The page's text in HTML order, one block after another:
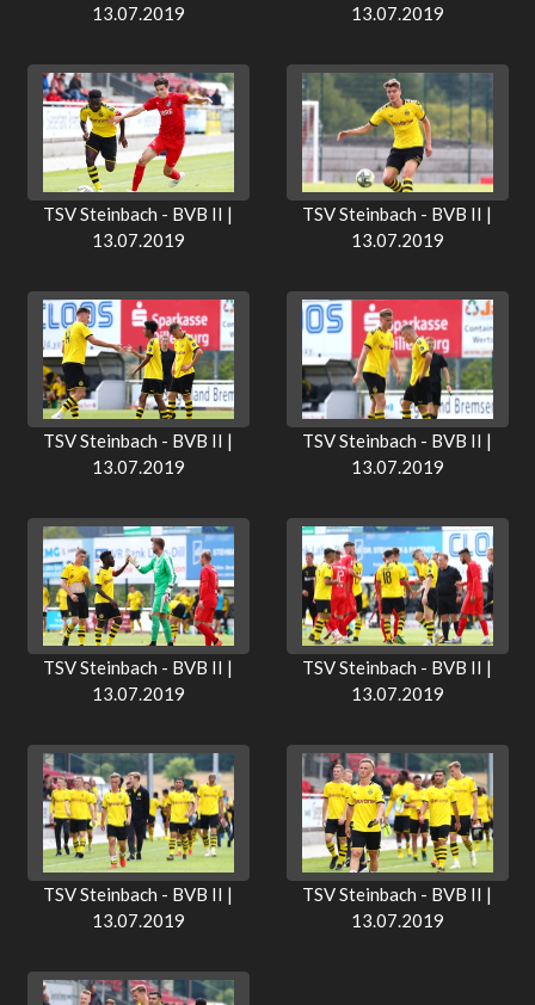
13.07.2019
13.07.2019
TSV Steinbach - BVB II |
13.07.2019
TSV Steinbach - BVB II |
13.07.2019
TSV Steinbach - BVB II |
13.07.2019
TSV Steinbach - BVB II |
13.07.2019
TSV Steinbach - BVB II |
13.07.2019
TSV Steinbach - BVB II |
13.07.2019
TSV Steinbach - BVB II |
13.07.2019
TSV Steinbach - BVB II |
13.07.2019